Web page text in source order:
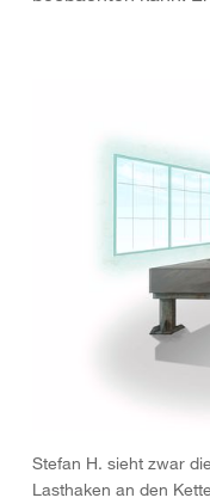
Stefan H. sieht zwar
Lasthaken an den